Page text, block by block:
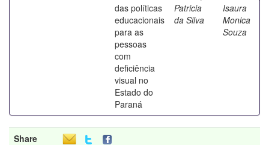
das políticas
educacionais
para as
pessoas
com
deficiência
visual no
Estado do
Paraná
Patricia
da Silva
Isaura
Monica
Souza
Share